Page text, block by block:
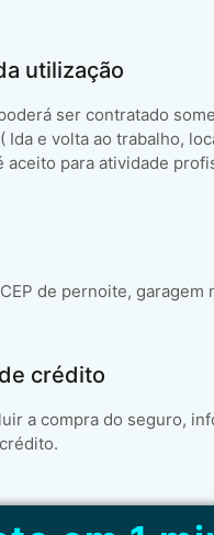
utilização
ser contratado
Ida e volta ao trabalho,
aceito para atividade
de pernoite, garagem
crédito
a compra do seguro,